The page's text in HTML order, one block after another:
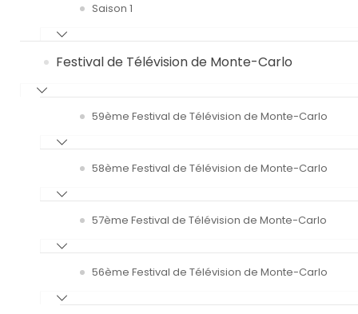
Saison 1
Festival de Télévision de Monte-Carlo
59ème Festival de Télévision de Monte-Carlo
58ème Festival de Télévision de Monte-Carlo
57ème Festival de Télévision de Monte-Carlo
56ème Festival de Télévision de Monte-Carlo